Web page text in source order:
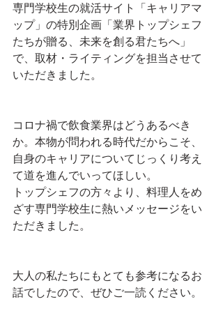
専門学校生の就活サイト「キャリアマ
ップ」の特別企画「業界トップシェフ
たちが贈る、未来を創る君たちへ」
で、取材・ライティングを担当させて
いただきました。
コロナ禍で飲食業界はどうあるべき
か。本物が問われる時代だからこそ、
自身のキャリアについてじっくり考え
て道を進んでいってほしい。
トップシェフの方々より、料理人をめ
ざす専門学校生に熱いメッセージをい
ただきました。
大人の私たちにもとても参考になるお
話でしたので、ぜひご一読ください。